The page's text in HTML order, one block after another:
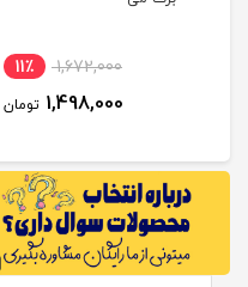
1,672,000 11٪
1,498,000 تومان